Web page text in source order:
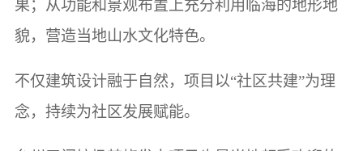
果；从功能和景观布置上充分利用临海的地形地
貌，营造当地山水文化特色。
不仅建筑设计融于自然，项目以“社区共建”为理
念，持续为社区发展赋能。